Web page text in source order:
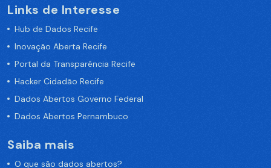
Links de Interesse
Hub de Dados Recife
Inovação Aberta Recife
Portal da Transparência Recife
Hacker Cidadão Recife
Dados Abertos Governo Federal
Dados Abertos Pernambuco
Saiba mais
O que são dados abertos?